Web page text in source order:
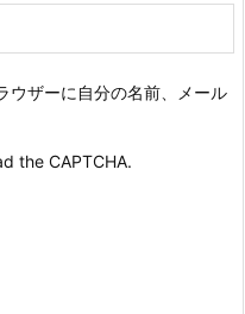
ウザーに自分の名前、メール
the CAPTCHA.